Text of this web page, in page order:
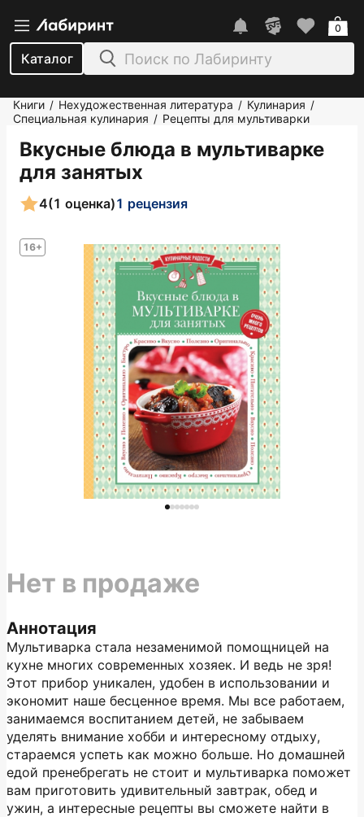
Каталог
0
Книги / Нехудожественная литература / Кулинария /
Специальная кулинария / Рецепты для мультиварки
Вкусные блюда в мультиварке
для занятых
16+
4(1 оценка)1 рецензия
Аннотация
Мультиварка стала незаменимой помощницей на
кухне многих современных хозяек. И ведь не зря!
Этот прибор уникален, удобен в использовании и
экономит наше бесценное время. Мы все работаем,
занимаемся воспитанием детей, не забываем
уделять внимание хобби и интересному отдыху,
стараемся успеть как можно больше. Но домашней
едой пренебрегать не стоит и мультиварка поможет
вам приготовить удивительный завтрак, обед и
ужин, а интересные рецепты вы сможете найти в
Нет в продаже